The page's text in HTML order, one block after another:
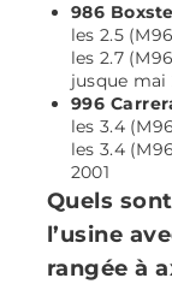
986
les 2.5
les 2.7
jusque mai
996
les 3.4
les 3.4
2001
Quels
l’usine
rangée à